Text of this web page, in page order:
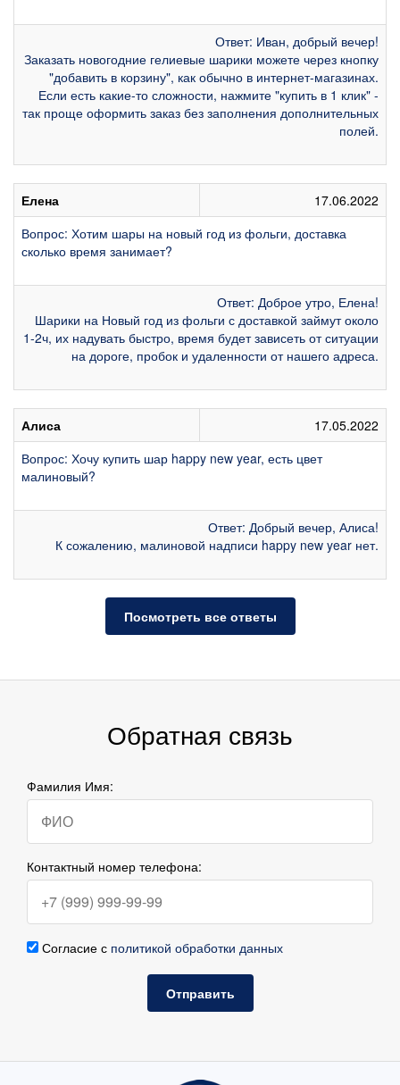
Ответ: Иван, добрый вечер!
Заказать новогодние гелиевые шарики можете через кнопку
"добавить в корзину", как обычно в интернет-магазинах.
Если есть какие-то сложности, нажмите "купить в 1 клик" -
так проще оформить заказ без заполнения дополнительных
полей.
Елена
17.06.2022
Вопрос: Хотим шары на новый год из фольги, доставка
сколько время занимает?
Ответ: Доброе утро, Елена!
Шарики на Новый год из фольги с доставкой займут около
1-2ч, их надувать быстро, время будет зависеть от ситуации
на дороге, пробок и удаленности от нашего адреса.
Алиса
17.05.2022
Вопрос: Хочу купить шар happy new year, есть цвет
малиновый?
Ответ: Добрый вечер, Алиса!
К сожалению, малиновой надписи happy new year нет.
Посмотреть все ответы
Обратная связь
Фамилия Имя:
Контактный номер телефона:
Согласие с политикой обработки данных
Отправить